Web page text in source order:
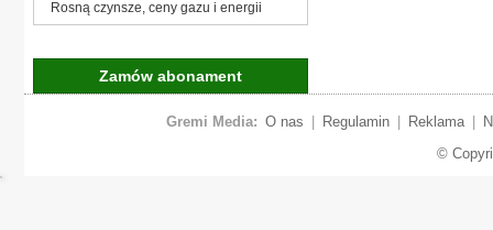
Rosną czynsze, ceny gazu i energii
Zamów abonament
Gremi Media: O nas Regulamin Reklama
©